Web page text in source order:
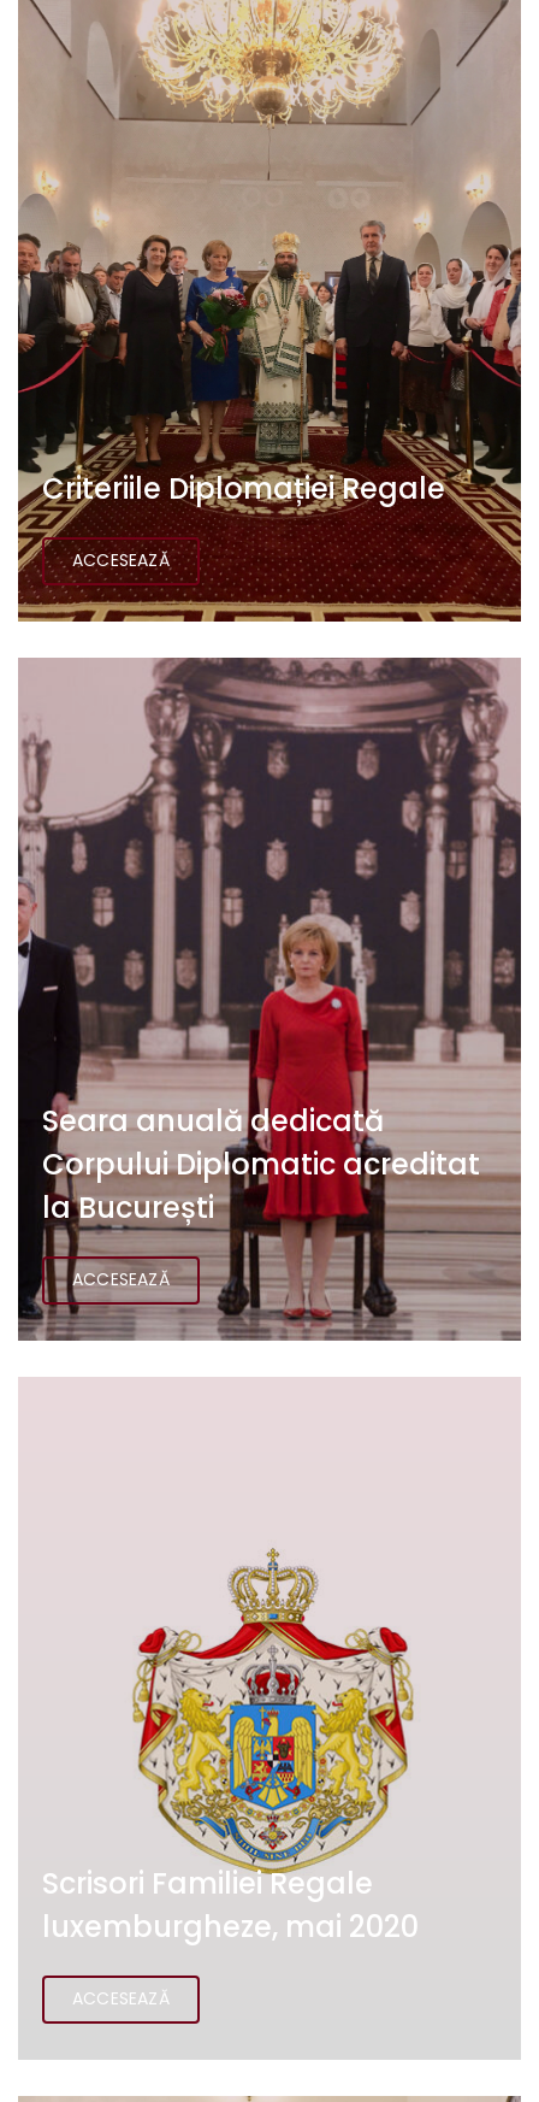
Criteriile Diplomației Regale
ACCESEAZĂ
Seara anuală dedicată
Corpului Diplomatic acreditat
la București
ACCESEAZĂ
Scrisori Familiei Regale
luxemburgheze, mai 2020
ACCESEAZĂ